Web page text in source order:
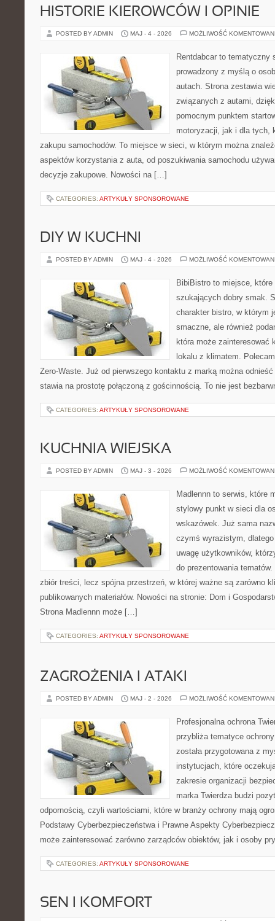
HISTORIE KIEROWCÓW I OPINIE
POSTED BY ADMIN MAJ - 4 - 2026 MOŻLIWOŚĆ
Rentdabcar to tematyczny
prowadzony z myślą o
autach. Strona zestawia
związanych z autami,
pomocnym punktem
motoryzacji, jak i dla tych,
zakupu samochodów. To miejsce w sieci, w którym można
aspektów korzystania z auta, od poszukiwania samochodu
decyzje zakupowe. Nowości na […]
CATEGORIES: ARTYKUŁY SPONSOROWANE
DIY W KUCHNI
POSTED BY ADMIN MAJ - 4 - 2026 MOŻLIWOŚĆ
BibiBistro to miejsce,
szukających dobry smak.
charakter bistro, w którym
smaczne, ale również
która może zainteresować
lokalu z klimatem.
Zero-Waste. Już od pierwszego kontaktu z marką można
stawia na prostotę połączoną z gościnnością. To nie jest
CATEGORIES: ARTYKUŁY SPONSOROWANE
KUCHNIA WIEJSKA
POSTED BY ADMIN MAJ - 3 - 2026 MOŻLIWOŚĆ
Madlennn to serwis, które
stylowy punkt w sieci dla
wskazówek. Już sama
czymś wyrazistym,
uwagę użytkowników,
do prezentowania
zbiór treści, lecz spójna przestrzeń, w której ważne są zarówno
publikowanych materiałów. Nowości na stronie: Dom i
Strona Madlennn może […]
CATEGORIES: ARTYKUŁY SPONSOROWANE
ZAGROŻENIA I ATAKI
POSTED BY ADMIN MAJ - 2 - 2026 MOŻLIWOŚĆ
Profesjonalna ochrona
przybliża tematyce
została przygotowana z
instytucjach, które
zakresie organizacji
marka Twierdza budzi
odpornością, czyli wartościami, które w branży ochrony mają
Podstawy Cyberbezpieczeństwa i Prawne Aspekty
może zainteresować zarówno zarządców obiektów, jak i osoby
CATEGORIES: ARTYKUŁY SPONSOROWANE
SEN I KOMFORT